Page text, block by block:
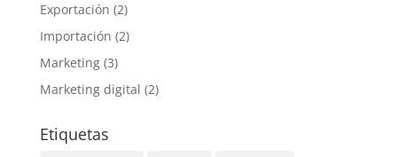
Exportación (2)
Importación (2)
Marketing(3)
Marketing digital (2)
Etiquetas